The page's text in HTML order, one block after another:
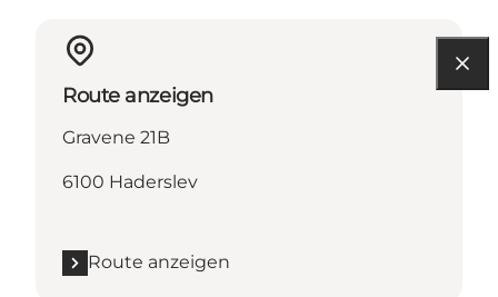
Route anzeigen
Gravene 21B
6100 Haderslev
Route anzeigen